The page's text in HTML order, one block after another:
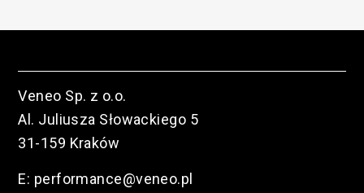
Veneo Sp. z o.o.
Al. Juliusza Słowackiego 5
31-159 Kraków
E: performance@veneo.pl